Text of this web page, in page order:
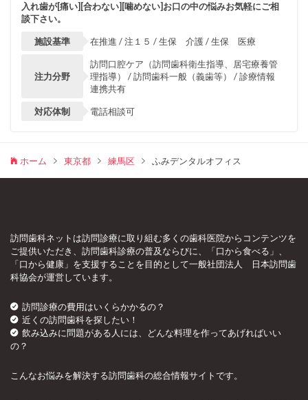
入れ歯が[痛い][合わない][噛めない]お口の中の悩みお気軽にご相
談下さい。
施設基準 在推進 / 注１５ / 生保 介護 / 生保 医療
注力分野
訪問口腔ケア（訪問歯科衛生指導、居宅療養管
理指導） / 訪問歯科一般（義歯等） / 診療情報
連携共有
対応体制 電話相談可
ホーム 東京都 練馬区 ふみデンタルオフィス
訪問歯科ネットは訪問診療に取り組む多くの歯科医院からコンテンツを
ご提供いただき、訪問歯科診療の普及ならびに、「口から食べる」、
「口から健康」を支援することを目的として一般社団法人 日本訪問歯
科協会が運営しています。
訪問診療の費用はいくらかかるの？
近くの訪問歯科を探したい！
飲み込みに問題がある人には、どんな料理を作ってあげればいい
の？
こんなお悩みを解決する訪問歯科の総合情報サイトです。